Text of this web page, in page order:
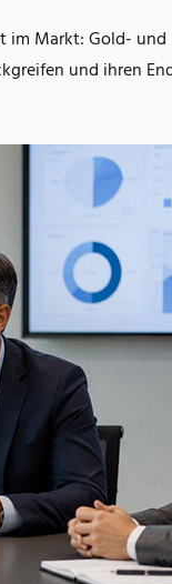
Markt: Gold-
und ihren